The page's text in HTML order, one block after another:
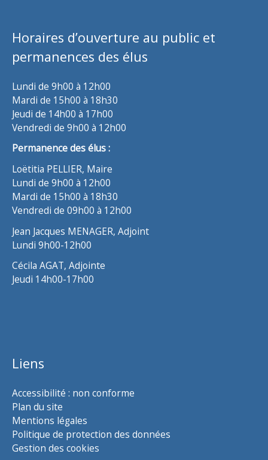
Horaires d’ouverture au public et
permanences des élus
Lundi de 9h00 à 12h00
Mardi de 15h00 à 18h30
Jeudi de 14h00 à 17h00
Vendredi de 9h00 à 12h00
Permanence des élus :
Loëtitia PELLIER, Maire
Lundi de 9h00 à 12h00
Mardi de 15h00 à 18h30
Vendredi de 09h00 à 12h00
Jean Jacques MENAGER, Adjoint
Lundi 9h00-12h00
Cécila AGAT, Adjointe
Jeudi 14h00-17h00
Liens
Accessibilité : non conforme
Plan du site
Mentions légales
Politique de protection des données
Gestion des cookies